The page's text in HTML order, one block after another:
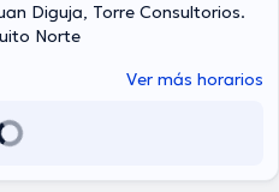
Diguja, Torre Consultorios.
Norte
Ver más horarios